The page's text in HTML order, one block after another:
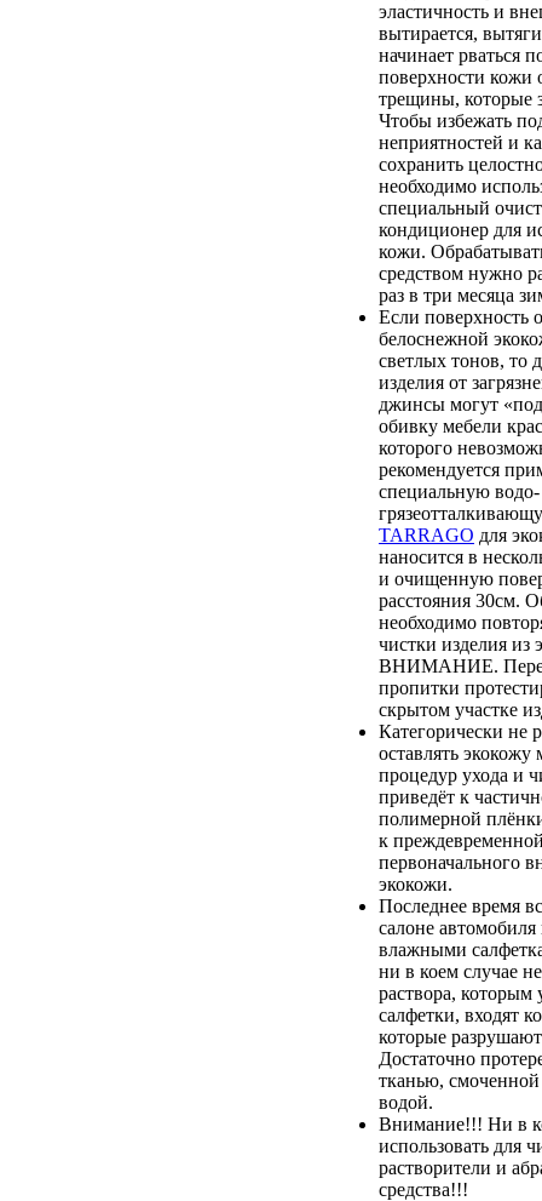
эластичность и
вытирается,
начинает рваться
поверхности кожи
трещины, которые
Чтобы избежать
неприятностей и
сохранить
необходимо
специальный
кондиционер для
кожи.
средством нужно
раз в три месяца
Если поверхность
белоснежной
светлых тонов, то
изделия от
джинсы могут
обивку мебели
которого
рекомендуется
специальную
TARRAGO для
наносится в
и очищенную
расстояния 30см.
необходимо
чистки изделия из
ВНИМАНИЕ.
пропитки
скрытом участке
Категорически не
оставлять экокожу
процедур ухода и
приведёт к
полимерной
к
первоначального
экокожи.
Последнее время
салоне
влажными
ни в коем случае
раствора,
салфетки, входят
которые
Достаточно
тканью,
водой.
Внимание!!! Ни в
использовать для
растворители и
средства!!!